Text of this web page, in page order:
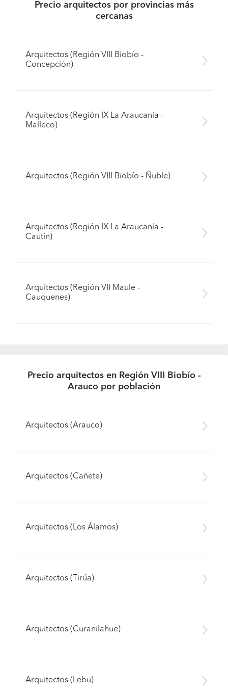
Precio arquitectos por provincias más
cercanas
Arquitectos (Región VIII Biobío -
Concepción)
Arquitectos (Región IX La Araucanía -
Malleco)
Arquitectos (Región VIII Biobío - Ñuble)
Arquitectos (Región IX La Araucanía -
Cautín)
Arquitectos (Región VII Maule -
Cauquenes)
Precio arquitectos en Región VIII Biobío -
Arauco por población
Arquitectos (Arauco)
Arquitectos (Cañete)
Arquitectos (Los Álamos)
Arquitectos (Tirúa)
Arquitectos (Curanilahue)
Arquitectos (Lebu)
Pide presupuestos